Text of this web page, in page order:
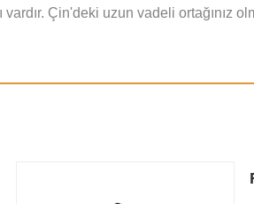
Çin'deki uzun vadeli ortağınız